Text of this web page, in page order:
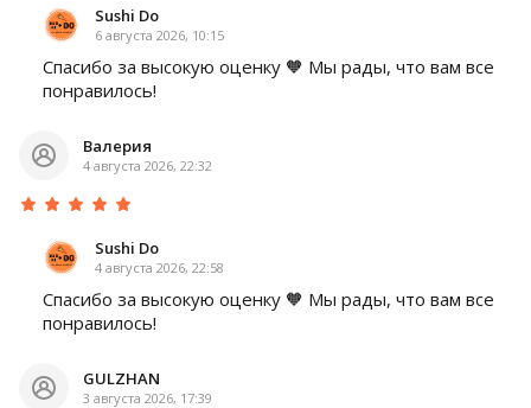
Sushi Do
6 августа 2026, 10:15
Спасибо за высокую оценку 🧡 Мы рады, что вам все
понравилось!
Валерия
4 августа 2026, 22:32
Sushi Do
4 августа 2026, 22:58
Спасибо за высокую оценку 🧡 Мы рады, что вам все
понравилось!
GULZHAN
3 августа 2026, 17:39